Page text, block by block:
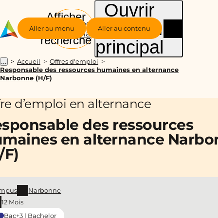
Aller au menu Aller au contenu
Groupe
Alternance
Afficher
la
recherche
Ouvrir
le menu
principal
... Accueil
Offres d'emploi
Responsable des ressources humaines en alternance
Narbonne (H/F)
d’emploi en alternance
des ressources
en alternance
Narbonne
12 Mois
Bac+3 | Bachelor